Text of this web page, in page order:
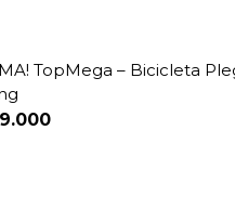
TopMega – Bicicleta